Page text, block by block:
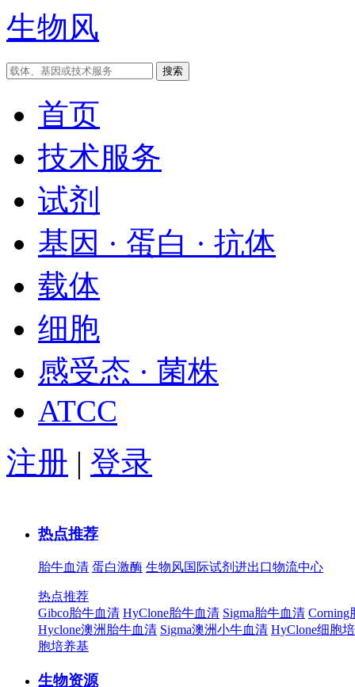
生物风
首页
技术服务
试剂
基因 · 蛋白 · 抗体
载体
细胞
感受态 · 菌株
ATCC
注册 | 登录
热点推荐
胎牛血清 蛋白激酶 生物风国际试剂进出口物流中心
热点推荐
Gibco胎牛血清 HyClone胎牛血清 Sigma胎牛血清 Corning
Hyclone澳洲胎牛血清 Sigma澳洲小牛血清 HyClone细胞
胞培养基
生物资源